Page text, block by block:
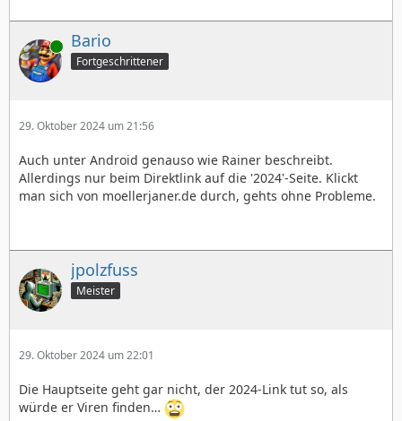
Online Bario
Fortgeschrittener
29. Oktober 2024 um 21:56
Auch unter Android genauso wie Rainer beschreibt.
Allerdings nur beim Direktlink auf die '2024'-Seite. Klickt
man sich von moellerjaner.de durch, gehts ohne Probleme.
jpolzfuss
Meister
29. Oktober 2024 um 22:01
Die Hauptseite geht gar nicht, der 2024-Link tut so, als
würde er Viren finden…